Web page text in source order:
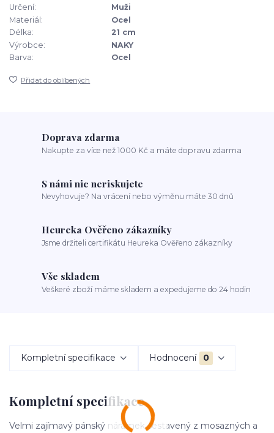
Určení:
Muži
Materiál:
Ocel
Délka:
21 cm
Výrobce:
NAKY
Barva:
Ocel
Přidat do oblíbených
Doprava zdarma
Nakupte za více než 1000 Kč a máte dopravu zdarma
S námi nic neriskujete
Nevyhovuje? Na vrácení nebo výměnu máte 30 dnů
Heureka Ověřeno zákazníky
Jsme držiteli certifikátu Heureka Ověřeno zákazníky
Vše skladem
Veškeré zboží máme skladem a expedujeme do 24 hodin
Kompletní specifikace Hodnocení 0
Kompletní specifikace
Velmi zajímavý pánský náramek sestavený z mosazných a